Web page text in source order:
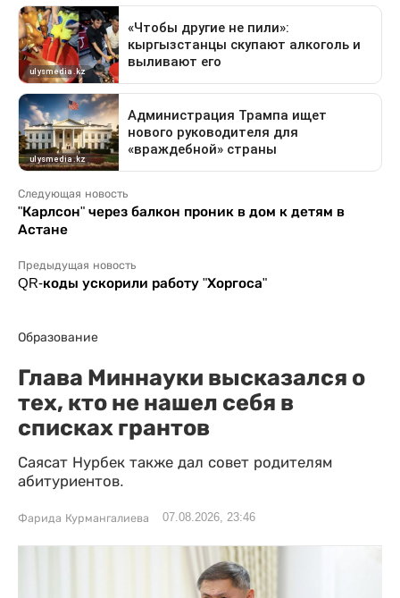
Следующая новость
"Карлсон" через балкон проник в дом к детям в
Астане
Предыдущая новость
QR-коды ускорили работу "Хоргоса"
Образование
Глава Миннауки высказался о
тех, кто не нашел себя в
списках грантов
Саясат Нурбек также дал совет родителям
абитуриентов.
Фарида Курмангалиева 07.08.2026, 23:46